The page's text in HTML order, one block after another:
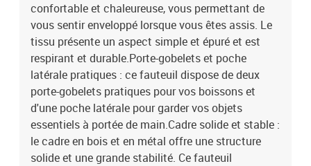
confortable et chaleureuse, vous permettant de
vous sentir enveloppé lorsque vous êtes assis. Le
tissu présente un aspect simple et épuré et est
respirant et durable.Porte-gobelets et poche
latérale pratiques : ce fauteuil dispose de deux
porte-gobelets pratiques pour vos boissons et
d'une poche latérale pour garder vos objets
essentiels à portée de main.Cadre solide et stable :
le cadre en bois et en métal offre une structure
solide et une grande stabilité. Ce fauteuil